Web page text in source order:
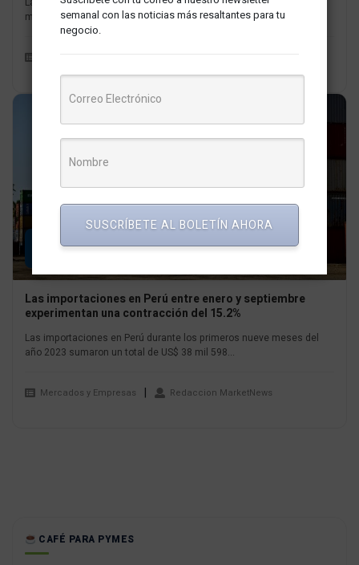
marcando un cambio significativo en la tendencia observada...
Las importaciones en Perú entre enero y septiembre
experimentan una contracción del 15.2%
Las importaciones en Perú durante los primeros nueve meses del
año 2023 sumaron un total de US$ 38 mil 598...
Mercados y Empresas Redaccion MarketNews
CAFÉ PARA PYMES
semanal con las noticias más resaltantes para tu
negocio.
SUSCRÍBETE AL BOLETÍN AHORA